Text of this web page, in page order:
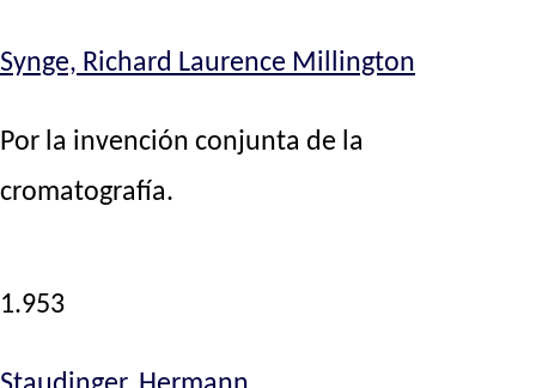
Synge, Richard Laurence Millington
Por la invención conjunta de la
cromatografía.
1.953